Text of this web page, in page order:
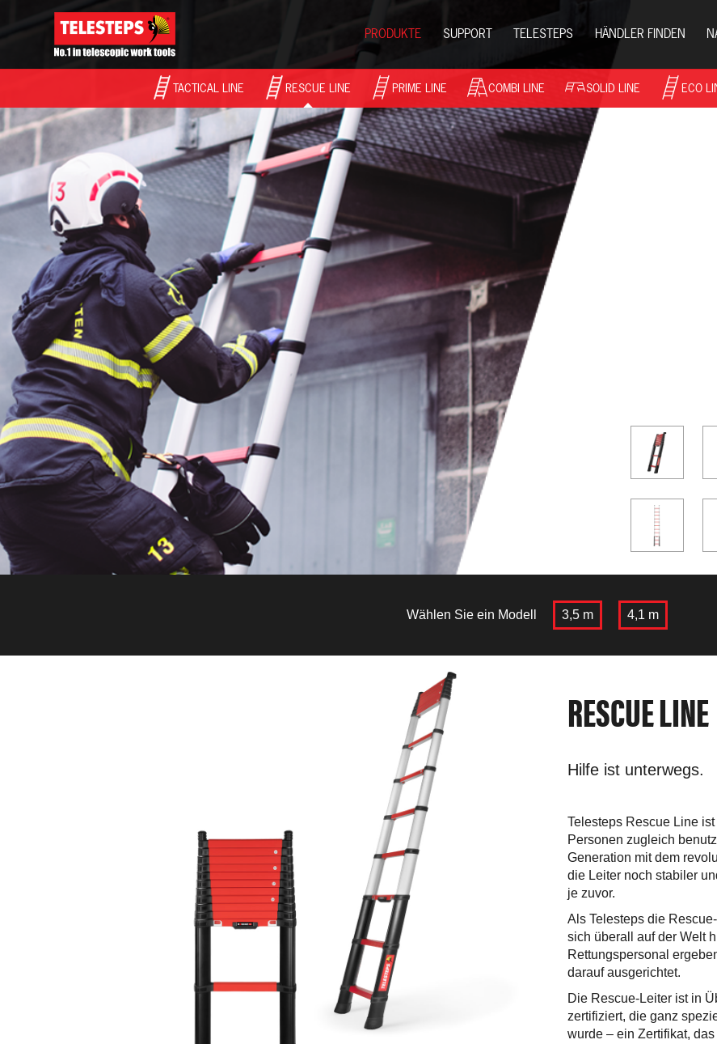
PRODUKTE
TACTICAL LINE RESCUE LINE PRIME LINE COMBI LINE SOLID LINE ECO
SUPPORT TELESTEPS HÄNDLER FINDEN
Wählen Sie ein Modell 3,5 m 4,1 m
RESCUE LINE
Hilfe ist unterwegs.
Telesteps Rescue Line
Personen zugleich
Generation mit dem
die Leiter noch stabiler
je zuvor.
Als Telesteps die
sich überall auf der Welt
Rettungspersonal
darauf ausgerichtet.
Die Rescue-Leiter ist in
zertifiziert, die ganz
wurde – ein Zertifikat,